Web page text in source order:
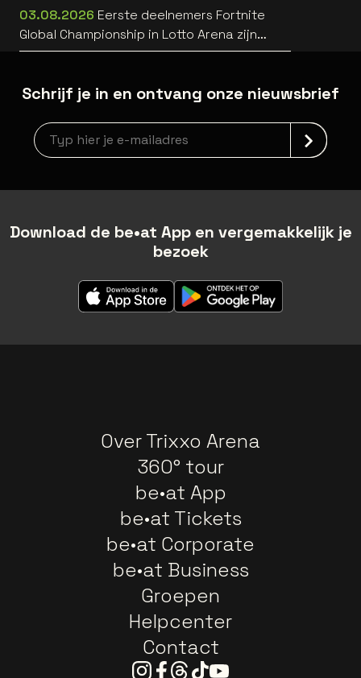
03.08.2026 Eerste deelnemers Fortnite
Global Championship in Lotto Arena zijn
bekend
Schrijf je in en ontvang onze nieuwsbrief
Nieuwsbrief aanmelding
Download de be•at App en vergemakkelijk je
bezoek
Over Trixxo Arena
360° tour
be•at App
be•at Tickets
be•at Corporate
be•at Business
Groepen
Helpcenter
Contact
Instagram
Facebook
Threads
TiktokYoutube